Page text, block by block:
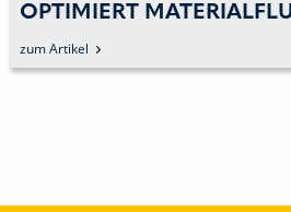
OPTIMIERT
zum Artikel